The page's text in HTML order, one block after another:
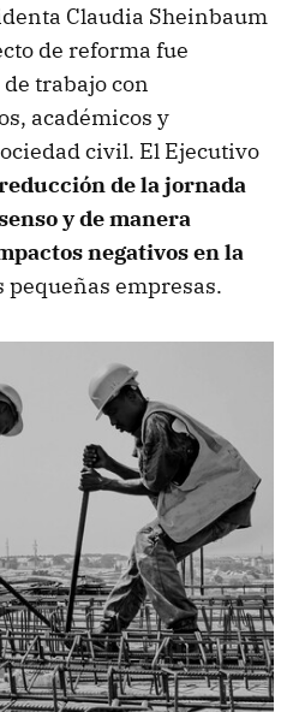
Claudia Sheinbaum
de reforma fue
trabajo con
académicos y
civil. El Ejecutivo
de la jornada
y de manera
negativos en la
pequeñas empresas.